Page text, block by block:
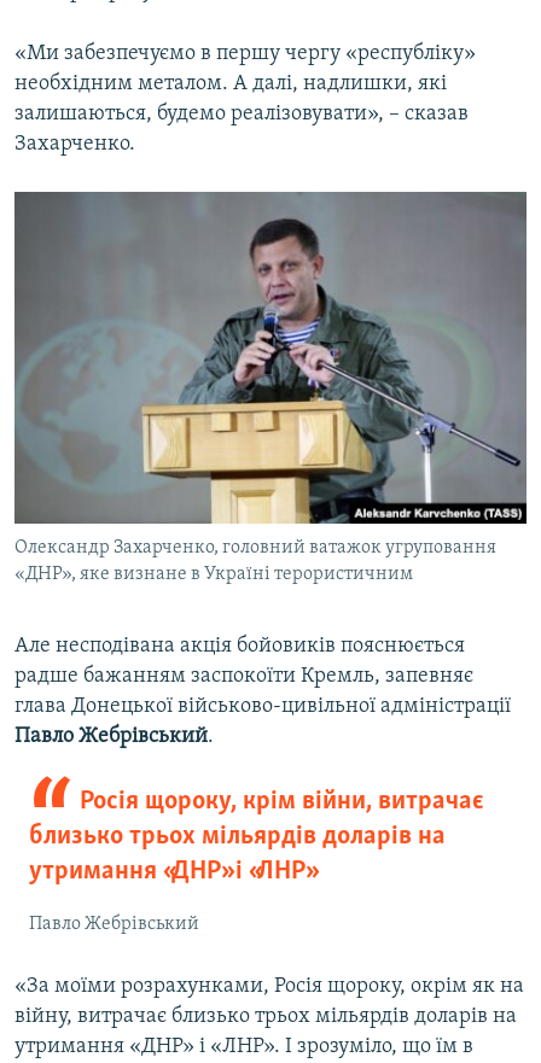
«Ми забезпечуємо в першу чергу «республіку»
необхідним металом. А далі, надлишки, які
залишаються, будемо реалізовувати», – сказав
Захарченко.
Олександр Захарченко, головний ватажок угруповання
«ДНР», яке визнане в Україні терористичним
Але несподівана акція бойовиків пояснюється
радше бажанням заспокоїти Кремль, запевняє
глава Донецької військово-цивільної адміністрації
Павло Жебрівський.
Росія щороку, крім війни, витрачає
близько трьох мільярдів доларів на
утримання «ДНР» і «ЛНР»
Павло Жебрівський
«За моїми розрахунками, Росія щороку, окрім як на
війну, витрачає близько трьох мільярдів доларів на
утримання «ДНР» і «ЛНР». І зрозуміло, що їм в